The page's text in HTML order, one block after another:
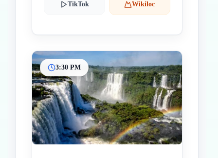
TikTok Wikiloc
3:30 PM